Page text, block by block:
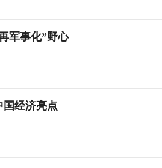
军事化”野心
国经济亮点